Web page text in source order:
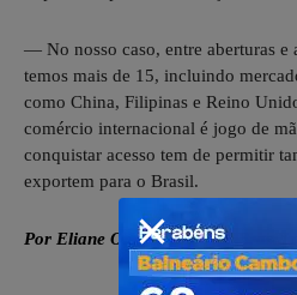
— No nosso caso, entre aberturas e
temos mais de 15, incluindo
como China, Filipinas e Reino
comércio internacional é jogo de
conquistar acesso tem de permitir
exportem para o Brasil.
Por Eliane Oliveira— g1 Brasília